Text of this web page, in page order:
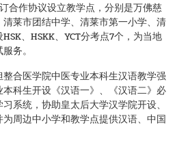
合作协议设立教学点，分别是万佛慈
莱市团结中学、清莱市第一小学、清
、HSKK、YCT分考点7个，为当地
务。
合医学院中医专业本科生汉语教学强
科生开设《汉语一》、《汉语二》必
系统，协助皇太后大学汉学院开设、
周边中小学和教学点提供汉语、中国